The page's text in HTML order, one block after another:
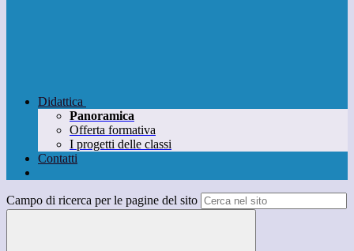
Didattica
Panoramica
Offerta formativa
I progetti delle classi
Contatti
Campo di ricerca per le pagine del sito